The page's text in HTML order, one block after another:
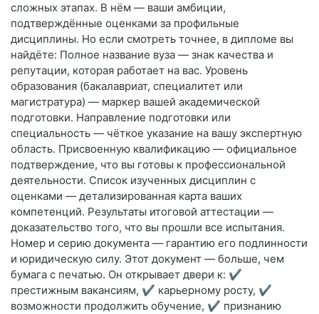
сложных этапах. В нём — ваши амбиции,
подтверждённые оценками за профильные
дисциплины. Но если смотреть точнее, в дипломе вы
найдёте: Полное название вуза — знак качества и
репутации, которая работает на вас. Уровень
образования (бакалавриат, специалитет или
магистратура) — маркер вашей академической
подготовки. Направление подготовки или
специальность — чёткое указание на вашу экспертную
область. Присвоенную квалификацию — официальное
подтверждение, что вы готовы к профессиональной
деятельности. Список изученных дисциплин с
оценками — детализированная карта ваших
компетенций. Результаты итоговой аттестации —
доказательство того, что вы прошли все испытания.
Номер и серию документа — гарантию его подлинности
и юридическую силу. Этот документ — больше, чем
бумага с печатью. Он открывает двери к: ✔️
престижным вакансиям, ✔️ карьерному росту, ✔️
возможности продолжить обучение, ✔️ признанию